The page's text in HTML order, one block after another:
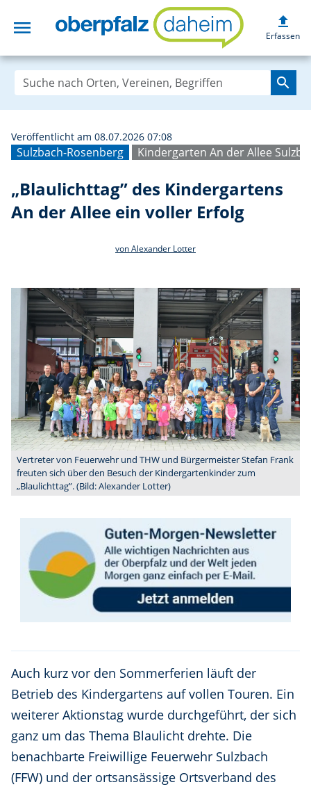
menu „Blaulichttag”
upload
Erfassen
search
Sulzbach-Rosenberg Kindergarten An der Allee
Veröffentlicht am 08.07.2026 07:08
„Blaulichttag” des Kindergartens
An der Allee ein voller Erfolg
von Alexander Lotter
Vertreter von Feuerwehr und THW und Bürgermeister Stefan Frank
freuten sich über den Besuch der Kindergartenkinder zum
„Blaulichttag”. (Bild: Alexander Lotter)
Auch kurz vor den Sommerferien läuft der
Betrieb des Kindergartens auf vollen Touren. Ein
weiterer Aktionstag wurde durchgeführt, der sich
ganz um das Thema Blaulicht drehte. Die
benachbarte Freiwillige Feuerwehr Sulzbach
(FFW) und der ortsansässige Ortsverband des